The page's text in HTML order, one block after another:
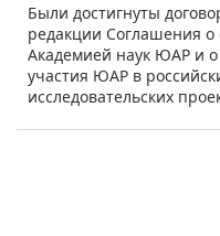
Были достигнуты
редакции Соглашения о
Академией наук ЮАР и
участия ЮАР в
исследовательских